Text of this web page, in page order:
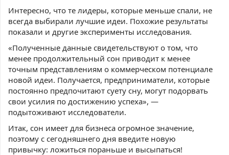
Интересно, что те лидеры, которые меньше спали, не
всегда выбирали лучшие идеи. Похожие результаты
показали и другие эксперименты исследования.
«Полученные данные свидетельствуют о том, что
менее продолжительный сон приводит к менее
точным представлениям о коммерческом потенциале
новой идеи. Получается, предприниматели, которые
постоянно предпочитают суету сну, могут подорвать
свои усилия по достижению успеха», —
подытоживают исследователи.
Итак, сон имеет для бизнеса огромное значение,
поэтому с сегодняшнего дня введите новую
привычку: ложиться пораньше и высыпаться!